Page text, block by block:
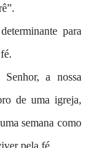
para
a nossa
de uma igreja,
semana como
pela fé.